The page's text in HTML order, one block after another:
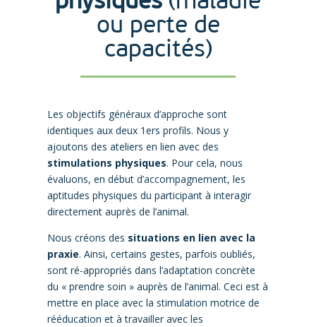
ou perte de
capacités)
Les objectifs généraux d’approche sont
identiques aux deux 1ers profils. Nous y
ajoutons des ateliers en lien avec des
stimulations physiques. Pour cela, nous
évaluons, en début d’accompagnement, les
aptitudes physiques du participant à interagir
directement auprès de l’animal.
Nous créons des situations en lien avec la
praxie. Ainsi, certains gestes, parfois oubliés,
sont ré-appropriés dans l’adaptation concrète
du « prendre soin » auprès de l’animal. Ceci est à
mettre en place avec la stimulation motrice de
rééducation et à travailler avec les